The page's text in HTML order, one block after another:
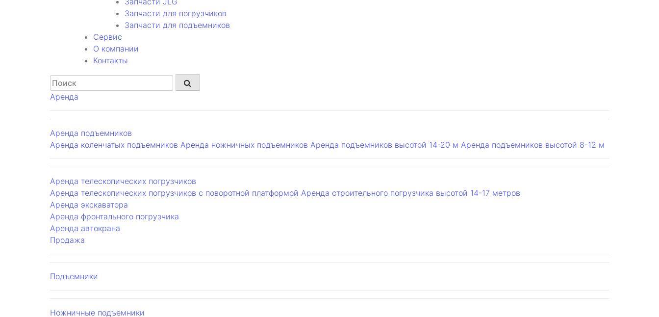
Запчасти для погрузчиков
Запчасти для подъемников
Cервис
О компании
Контакты
Аренда
Аренда подъемников
Аренда коленчатых подъемников Аренда ножничных подъемников Аренда подъемников высотой 14-20 м Аренда подъемников высотой 8-12 м
Аренда телескопических погрузчиков
Аренда телескопических погрузчиков с поворотной платформой Аренда строительного погрузчика высотой 14-17 метров
Аренда экскаватора
Аренда фронтального погрузчика
Аренда автокрана
Продажа
Подъемники
Ножничные подъемники